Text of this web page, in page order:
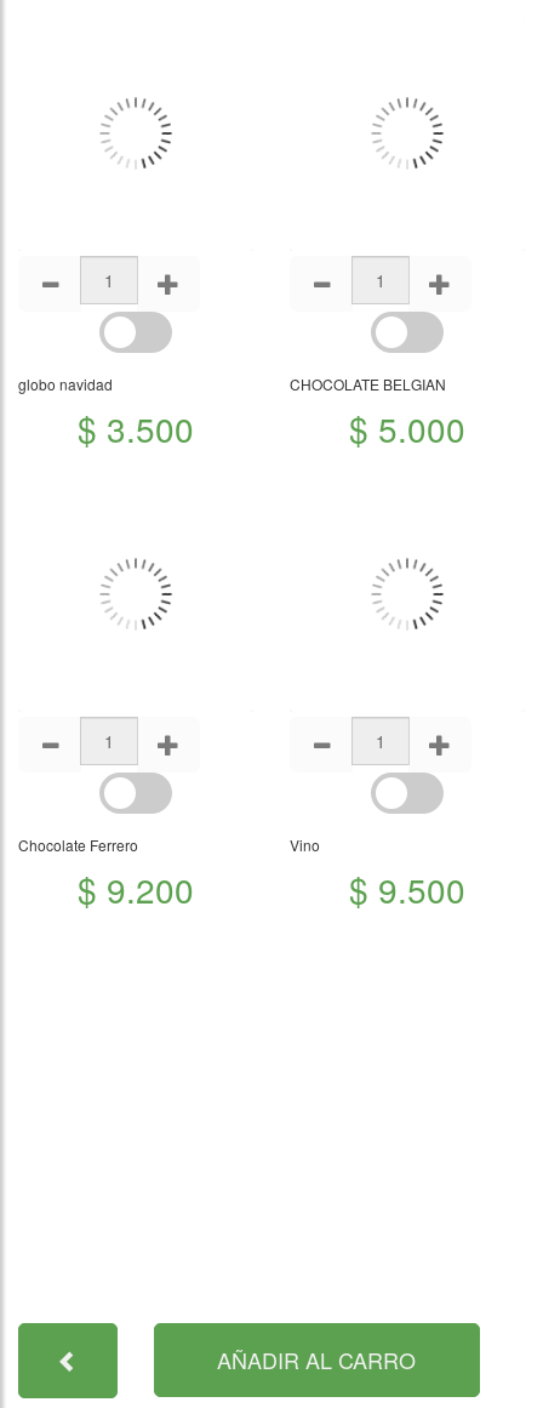
globo navidad
$ 3.500
CHOCOLATE BELGIAN
$ 5.000
Chocolate Ferrero
$ 9.200
Vino
$ 9.500
AÑADIR AL CARRO